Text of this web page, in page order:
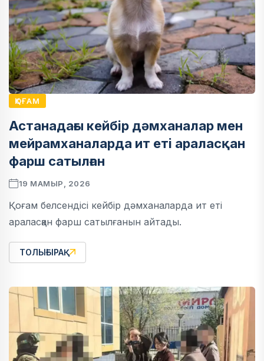
ҚОҒАМ
Астанадағы кейбір дәмханалар мен
мейрамханаларда ит еті араласқан
фарш сатылған
19 МАМЫР, 2026
Қоғам белсендісі кейбір дәмханаларда ит еті
араласқан фарш сатылғанын айтады.
ТОЛЫҒЫРАҚ